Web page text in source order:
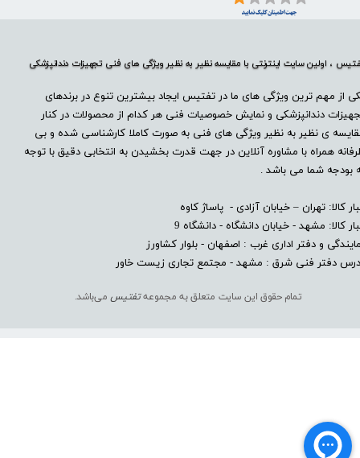
، اولین سایت اینترنتی با مقایسه نظیر به نظیر ویژگی های فنی تجهیزات دندانپزشکی
از مهم ترین ویژگی های ما در تفتیس ایجاد بیشترین تنوع در برندهای
دندانپزشکی و نمایش خصوصیات فنی هر کدام از محصولات در کنار
ی نظیر به نظیر ویژگی های فنی به صورت کاملا کارشناسی شده و بی
همراه با مشاوره آنلاین در جهت قدرت بخشیدن به انتخابی دقیق با توجه
بودجه شما می باشد .
کالا: تهران – خیابان آزادی - پاساژ کاوه
کالا: مشهد - خیابان دانشگاه - دانشگاه 9
و دفتر اداری غرب : اصفهان - بلوار کشاورز​​​​​​​
دفتر فنی شرق : مشهد - مجتمع تجاری زیست خاور
تمام حقوق این سایت متعلق به مجموعهتفتیسمی‌باشد.